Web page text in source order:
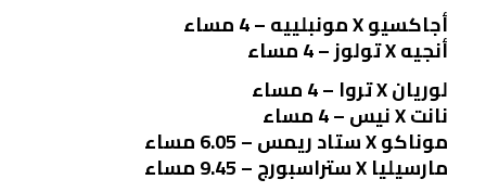
أجاكسيو X مونبلييه – 4 مساء
أنجيه X تولوز – 4 مساء
لوريان X تروا – 4 مساء
نانت X نيس – 4 مساء
موناكو X ستاد ريمس – 6.05 مساء
مارسيليا X ستراسبورج – 9.45 مساء